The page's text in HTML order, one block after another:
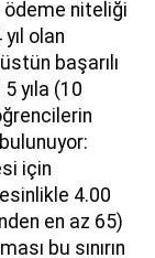
ödeme niteliği
olan
başarılı
yıla (10
için
4.00
en az 65)
bu sınırın